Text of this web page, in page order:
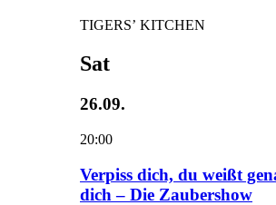
TIGERS’ KITCHEN
Sat
26.09.
20:00
Verpiss dich, du weißt
dich – Die Zaubershow